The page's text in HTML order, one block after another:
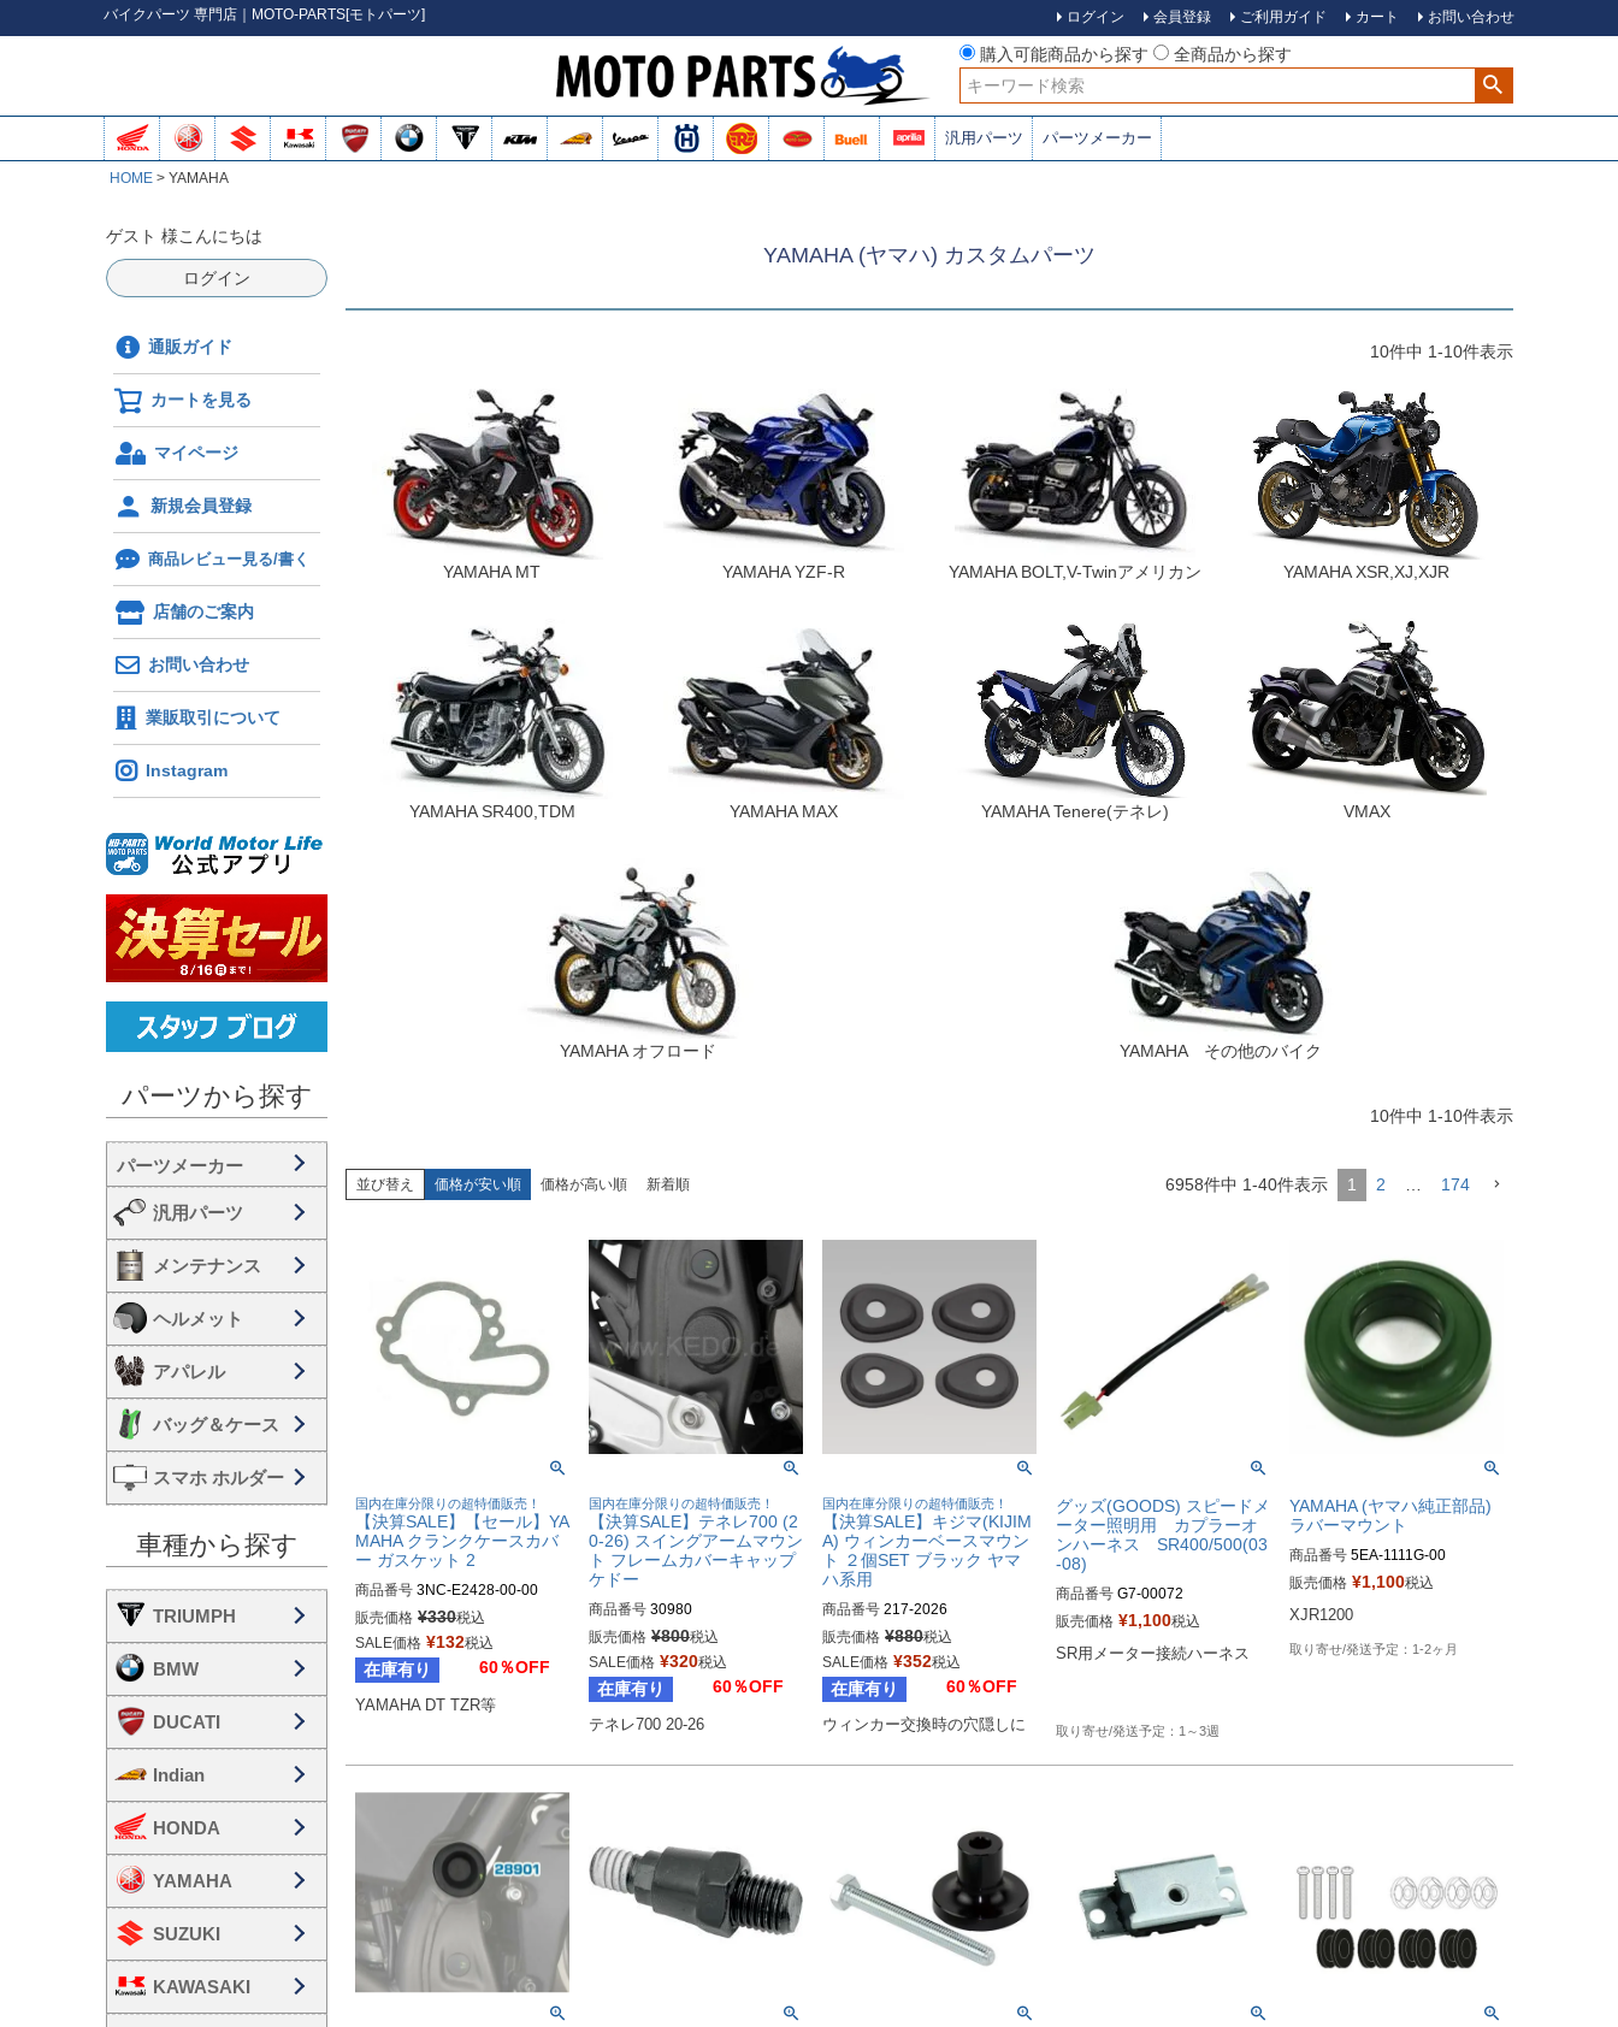
バイクパーツ 専門店｜MOTO-PARTS[モトパーツ] ログイン 会員登録 ご利用ガイド カート お問い合わせ
購入可能商品から探す
全商品から探す
検索
汎用パーツ パーツメーカー
HOME YAMAHA
ゲスト 様こんにちは
ログイン
通販ガイド
カートを見る
マイページ
新規会員登録
商品レビュー見る/書く
店舗のご案内
お問い合わせ
業販取引について
Instagram
パーツから探す
汎用パーツ
メンテナンス
ヘルメット
アパレル
バッグ＆ケース
スマホ ホルダー
車種から探す
TRIUMPH
BMW
DUCATI
Indian
HONDA
YAMAHA
SUZUKI
KAWASAKI
YAMAHA (ヤマハ) カスタムパーツ
10件中 1-10件表示
YAMAHA MT YAMAHA YZF-R YAMAHA BOLT,V-Twinアメリカン YAMAHA XSR,XJ,XJR
YAMAHA SR400,TDM YAMAHA MAX YAMAHA Tenere(テネレ) VMAX
YAMAHA オフロード YAMAHA その他のバイク
10件中 1-10件表示
並び替え 価格が安い順 価格が高い順 新着順 6958件中 1-40件表示 1 2 174
国内在庫分限りの超特価販売！
【決算SALE】【セール】YA
MAHA クランクケースカバ
ー ガスケット 2
商品番号 3NC-E2428-00-00
販売価格 ¥330税込
SALE価格 ¥132税込
在庫有り 60％OFF
YAMAHA DT TZR等
国内在庫分限りの超特価販売！
【決算SALE】テネレ700 (2
0-26) スイングアームマウン
ト フレームカバーキャップ
ケドー
商品番号 30980
販売価格 ¥800税込
SALE価格 ¥320税込
在庫有り 60％OFF
テネレ700 20-26
国内在庫分限りの超特価販売！
【決算SALE】キジマ(KIJIM
A) ウィンカーベースマウン
ト ２個SET ブラック ヤマ
ハ系用
商品番号 217-2026
販売価格 ¥880税込
SALE価格 ¥352税込
在庫有り 60％OFF
ウィンカー交換時の穴隠しに
グッズ(GOODS) スピードメ
ーター照明用 カプラーオ
ンハーネス SR400/500(03
-08)
商品番号 G7-00072
販売価格 ¥1,100税込
SR用メーター接続ハーネス
1～3週
YAMAHA (ヤマハ純正部品)
ラバーマウント
商品番号 5EA-1111G-00
販売価格 ¥1,100税込
XJR1200
1-2ヶ月